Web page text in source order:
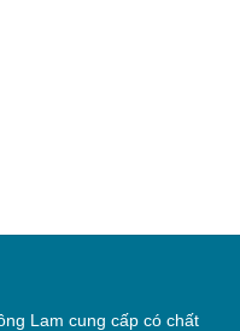
Lam cung cấp có chất